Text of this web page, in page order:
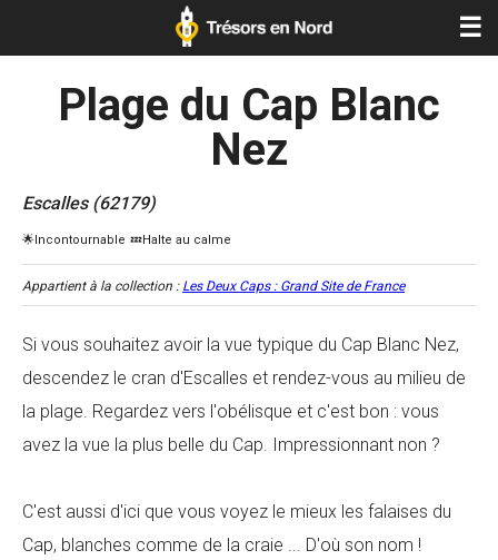
☰
Plage du Cap Blanc
Nez
Escalles (62179)
Appartient à la collection : Les Deux Caps : Grand Site de France
Si vous souhaitez avoir la vue typique du Cap Blanc Nez,
descendez le cran d'Escalles et rendez-vous au milieu de
la plage. Regardez vers l'obélisque et c'est bon : vous
avez la vue la plus belle du Cap. Impressionnant non ?
C'est aussi d'ici que vous voyez le mieux les falaises du
Cap, blanches comme de la craie ... D'où son nom !